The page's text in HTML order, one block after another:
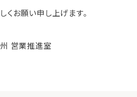
くお願い申し上げます。
営業推進室